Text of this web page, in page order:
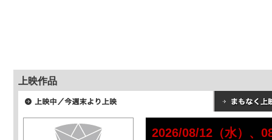
上映作品
2026/08/12（水）、